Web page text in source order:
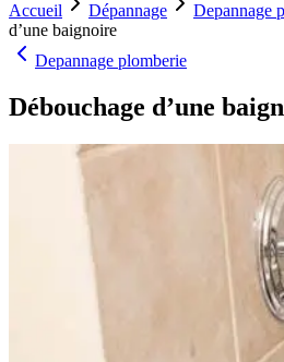
Accueil Dépannage Depannage
d’une baignoire
Depannage plomberie
Débouchage d’une